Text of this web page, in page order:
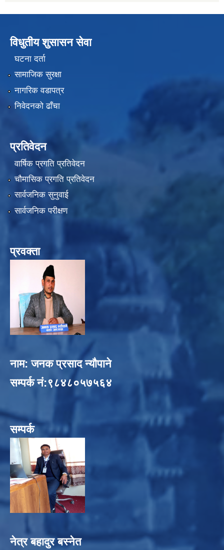
विधुतीय शुसासन सेवा
घटना दर्ता
सामाजिक सुरक्षा
नागरिक वडापत्र
निवेदनको ढाँचा
प्रतिवेदन
वार्षिक प्रगति प्रतिवेदन
चौमासिक प्रगति प्रतिवेदन
सार्वजनिक सुनुवाई
सार्वजनिक परीक्षण
प्रवक्ता
नाम: जनक प्रसाद न्यौपाने
सम्पर्क नं:९८४८०५७५६४
सम्पर्क
नेत्र बहादुर बस्नेत